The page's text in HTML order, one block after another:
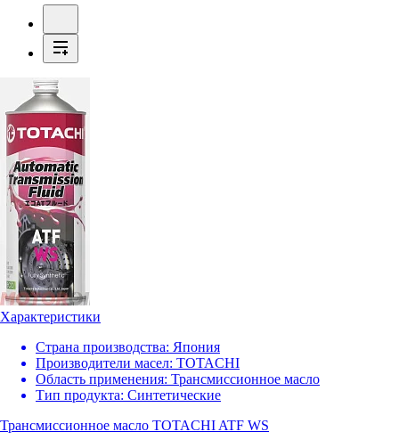
Характеристики
Страна производства: Япония
Производители масел: TOTACHI
Область применения: Трансмиссионное масло
Тип продукта: Синтетические
Трансмиссионное масло TOTACHI ATF WS